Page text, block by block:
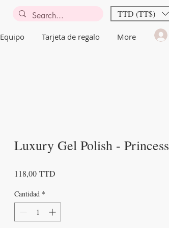
TTD (TT$)
Equipo Tarjeta de regalo More
Luxury Gel Polish - Princess
118,00 TTD
Cantidad *